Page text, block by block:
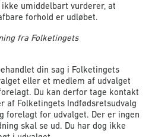
umiddelbart vurderer, at
forhold er udløbet.
fra Folketingets
din sag i Folketingets
eller et medlem af udvalget
Du kan derfor tage kontakt
Folketingets Indfødsretsudvalg
forelagt for udvalget. Der er ingen
skal se ud. Du har dog ikke